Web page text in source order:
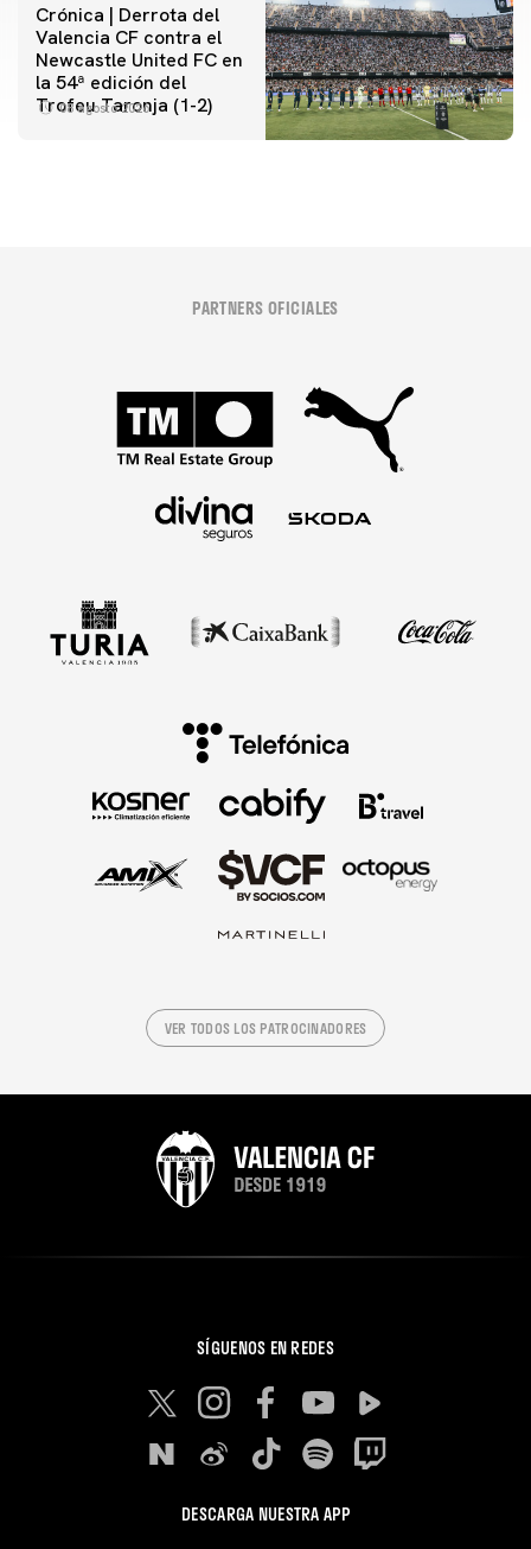
Crónica | Derrota del
Valencia CF contra el
Newcastle United FC en
la 54ª edición del
Trofeu Taronja (1-2)
08 agosto 2026
PARTNERS OFICIALES
VER TODOS LOS PATROCINADORES
SÍGUENOS EN REDES
DESCARGA NUESTRA APP